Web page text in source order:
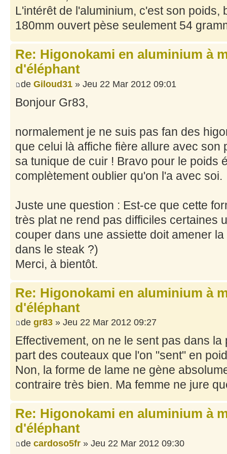
L'intérêt de l'aluminium, c'est son poids,
180mm ouvert pèse seulement 54
Re: Higonokami en aluminium à
d'éléphant
de Giloud31 » Jeu 22 Mar 2012 09:01
Bonjour Gr83,
normalement je ne suis pas fan des
que celui là affiche fière allure avec son
sa tunique de cuir ! Bravo pour le poids
complètement oublier qu'on l'a avec soi.
Juste une question : Est-ce que cette
très plat ne rend pas difficiles certaines
couper dans une assiette doit amener
dans le steak ?)
Merci, à bientôt.
Re: Higonokami en aluminium à
d'éléphant
de gr83 » Jeu 22 Mar 2012 09:27
Effectivement, on ne le sent pas dans
part des couteaux que l'on "sent" en
Non, la forme de lame ne gène
contraire très bien. Ma femme ne jure
Re: Higonokami en aluminium à
d'éléphant
de cardoso5fr » Jeu 22 Mar 2012 09:30